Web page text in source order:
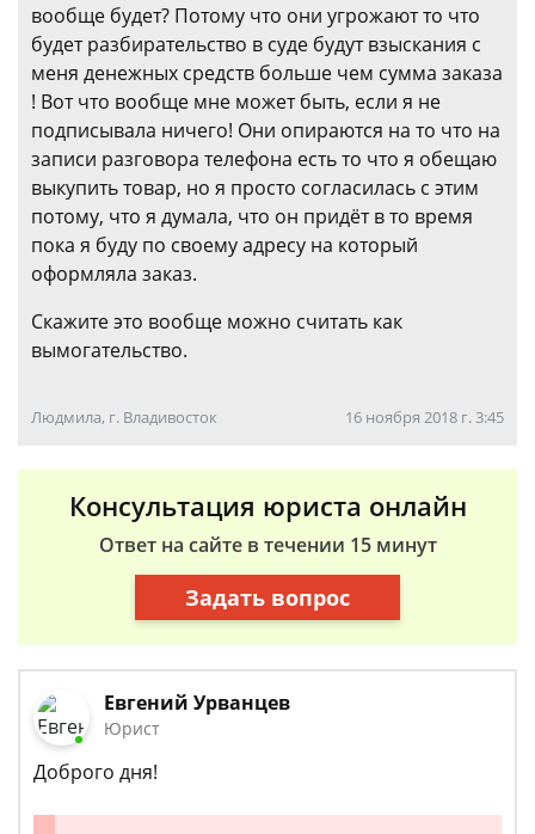
вообще будет? Потому что они угрожают то что
будет разбирательство в суде будут взыскания с
меня денежных средств больше чем сумма заказа
! Вот что вообще мне может быть, если я не
подписывала ничего! Они опираются на то что на
записи разговора телефона есть то что я обещаю
выкупить товар, но я просто согласилась с этим
потому, что я думала, что он придёт в то время
пока я буду по своему адресу на который
оформляла заказ.
Скажите это вообще можно считать как
вымогательство.
Людмила, г. Владивосток 16 ноября 2018 г. 3:45
Консультация юриста онлайн
Ответ на сайте в течении 15 минут
Задать вопрос
Евгений Урванцев
Юрист
Доброго дня!